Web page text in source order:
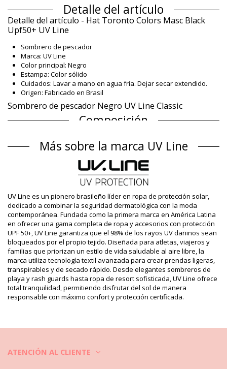
Detalle del artículo
Detalle del artículo - Hat Toronto Colors Masc Black
Upf50+ UV Line
Sombrero de pescador
Marca: UV Line
Color principal: Negro
Estampa: Color sólido
Cuidados: Lavar a mano en agua fría. Dejar secar extendido.
Origen: Fabricado en Brasil
Sombrero de pescador Negro UV Line Classic
Composición
Protección UV: UPF 50+
Información del producto
Departamento: Hombre, Sombrero de pescador
Incluye: 1 x Sombrero de pescador (Otros accesorios no
HS CODE (Código aduanero): 650500
SKU: 1987002985
EAN: Talla única (7899918549847)
Referencia del proveedor: 05.0100.310.01
Peso: 145g / 0.32lb / 5.11oz
Fotos retocadas
Instrucciones de lavado y
cuidado
Instrucciones de cuidado para: UV Line Hat Toronto
Colors Masc Black Upf50+
1. No use agua para lavar.
Más sobre la marca UV Line
UV Line es un pionero brasileño líder en ropa de protección solar,
dedicado a combinar la seguridad dermatológica con la moda
contemporánea. Fundada como la primera marca en América Latina
en ofrecer una gama completa de ropa y accesorios con protección
UPF 50+, UV Line garantiza que el 98% de los rayos UV dañinos sean
bloqueados por el propio tejido. Diseñada para atletas, viajeros y
familias que priorizan un estilo de vida saludable al aire libre, la
marca utiliza tecnología textil avanzada para crear prendas ligeras,
transpirables y de secado rápido. Desde elegantes sombreros de
playa y rash guards hasta ropa de resort sofisticada, UV Line ofrece
total tranquilidad, permitiendo disfrutar del sol de manera
responsable con máximo confort y protección certificada.
ATENCIÓN AL CLIENTE